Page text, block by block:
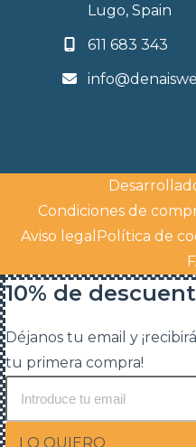
Lugo, Spain
611 683 343
Condiciones de
Aviso legal Política de
10% de
Déjanos tu email y
tu primera compra!
LO QUIERO